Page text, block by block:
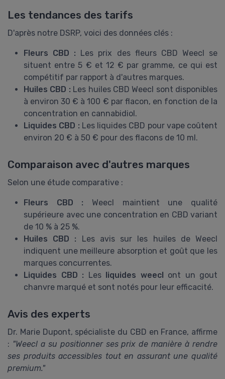
Les tendances des tarifs
D'après notre DSRP, voici des données clés :
Fleurs CBD : Les prix des fleurs CBD Weecl se
situent entre 5 € et 12 € par gramme, ce qui est
compétitif par rapport à d'autres marques.
Huiles CBD : Les huiles CBD Weecl sont disponibles
à environ 30 € à 100 € par flacon, en fonction de la
concentration en cannabidiol.
Liquides CBD : Les liquides CBD pour vape coûtent
environ 20 € à 50 € pour des flacons de 10 ml.
Comparaison avec d'autres marques
Selon une étude comparative :
Fleurs CBD : Weecl maintient une qualité
supérieure avec une concentration en CBD variant
de 10 % à 25 %.
Huiles CBD : Les avis sur les huiles de Weecl
indiquent une meilleure absorption et goût que les
marques concurrentes.
Liquides CBD : Les liquides weecl
ont un gout
chanvre marqué et sont notés pour leur efficacité.
Avis des experts
Dr. Marie Dupont, spécialiste du CBD en France, affirme
: "Weecl a su positionner ses prix de manière à rendre
ses produits accessibles tout en assurant une qualité
premium."